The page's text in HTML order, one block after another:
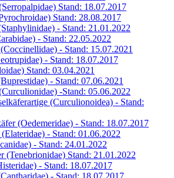
Stand: 18.07.2017
Stand: 28.08.2017
- Stand: 21.01.2022
- Stand: 22.05.2022
- Stand: 15.07.2021
- Stand: 18.07.2017
Stand: 03.04.2021
- Stand: 07.06.2021
-Stand: 05.06.2022
(Curculionoidea) - Stand:
(Oedemeridae) - Stand: 18.07.2017
- Stand: 01.06.2022
- Stand: 24.01.2022
(Tenebrionidae) Stand: 21.01.2022
- Stand: 18.07.2017